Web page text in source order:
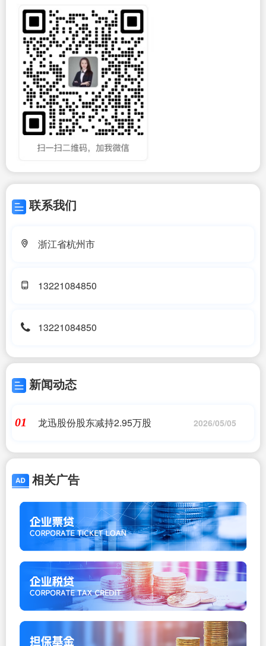
联系我们
浙江省杭州市
13221084850
13221084850
新闻动态
01 龙迅股份股东减持2.95万股 2026/05/05
相关广告